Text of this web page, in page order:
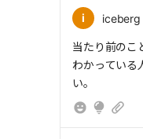
行して進める。
6.BtoBでは顧
担当者に会う
→CSメール電
i iceberg
もっと読む
当たり前のこ
わかっている
い。